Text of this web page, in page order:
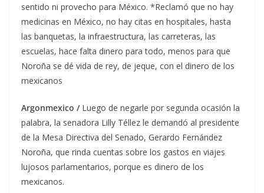
sentido ni provecho para México. *Reclamó que no hay
medicinas en México, no hay citas en hospitales, hasta
las banquetas, la infraestructura, las carreteras, las
escuelas, hace falta dinero para todo, menos para que
Noroña se dé vida de rey, de jeque, con el dinero de los
mexicanos
Argonmexico / Luego de negarle por segunda ocasión la
palabra, la senadora Lilly Téllez le demandó al presidente
de la Mesa Directiva del Senado, Gerardo Fernández
Noroña, que rinda cuentas sobre los gastos en viajes
lujosos parlamentarios, porque es dinero de los
mexicanos.